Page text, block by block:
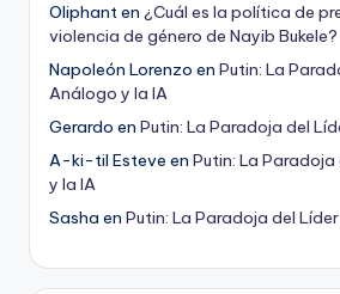
Oliphanten ¿Cuál es la política de
violencia de género de Nayib Bukele?
Napoleón Lorenzo en Putin: La
Análogo y la IA
Gerardo en Putin: La Paradoja del
A-ki-til Esteve en Putin: La
y la IA
Sasha en Putin: La Paradoja del